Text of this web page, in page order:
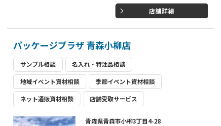
店舗詳細
パッケージプラザ 青森小柳店
サンプル相談 名入れ・特注品相談
地域イベント資材相談 季節イベント資材相談
ネット通販資材相談 店舗受取サービス
青森県青森市小柳3丁目4-28